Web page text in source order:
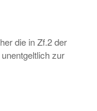
die in Zf.2 der
zur